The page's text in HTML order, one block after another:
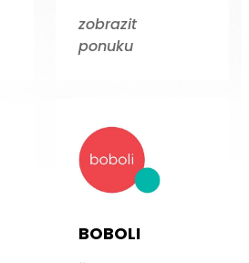
zobrazit
ponuku
BOBOLI